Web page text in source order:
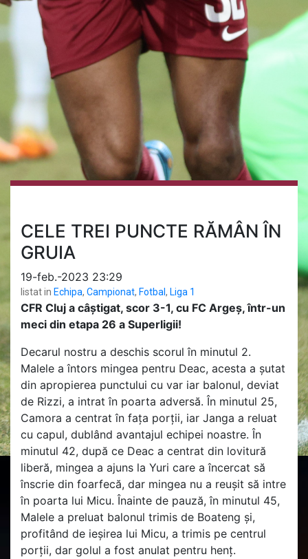
CELE TREI PUNCTE RĂMÂN ÎN
GRUIA
19-feb.-2023 23:29
listat in Echipa, Campionat, Fotbal, Liga 1
CFR Cluj a câștigat, scor 3-1, cu FC Argeș, într-un
meci din etapa 26 a Superligii!
Decarul nostru a deschis scorul în minutul 2.
Malele a întors mingea pentru Deac, acesta a șutat
din apropierea punctului cu var iar balonul, deviat
de Rizzi, a intrat în poarta adversă. În minutul 25,
Camora a centrat în fața porții, iar Janga a reluat
cu capul, dublând avantajul echipei noastre. În
minutul 42, după ce Deac a centrat din lovitură
liberă, mingea a ajuns la Yuri care a încercat să
înscrie din foarfecă, dar mingea nu a reușit să intre
în poarta lui Micu. Înainte de pauză, în minutul 45,
Malele a preluat balonul trimis de Boateng și,
profitând de ieșirea lui Micu, a trimis pe centrul
porții, dar golul a fost anulat pentru henț.